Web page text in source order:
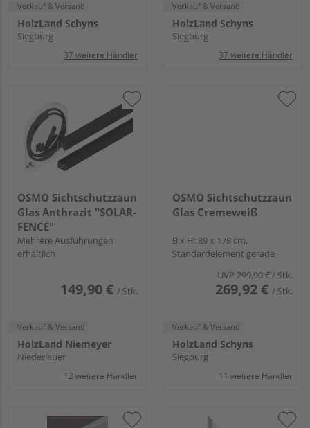
Verkauf & Versand
HolzLand Schyns
Siegburg
37 weitere Händler
Verkauf & Versand
HolzLand Schyns
Siegburg
37 weitere Händler
OSMO Sichtschutzzaun
Glas Anthrazit "SOLAR-
FENCE"
Mehrere Ausführungen
erhältlich
149,90 € / Stk.
Verkauf & Versand
HolzLand Niemeyer
Niederlauer
12 weitere Händler
OSMO Sichtschutzzaun
Glas Cremeweiß
B x H: 89 x 178 cm,
Standardelement gerade
UVP 299,90 €/ Stk.
269,92 € / Stk.
Verkauf & Versand
HolzLand Schyns
Siegburg
11 weitere Händler